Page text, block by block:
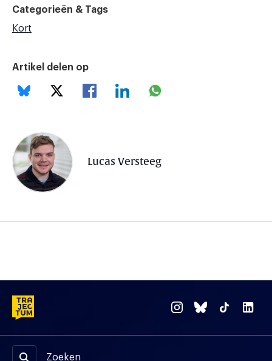
Categorieën & Tags
Kort
Artikel delen op
Lucas Versteeg
Zoeken